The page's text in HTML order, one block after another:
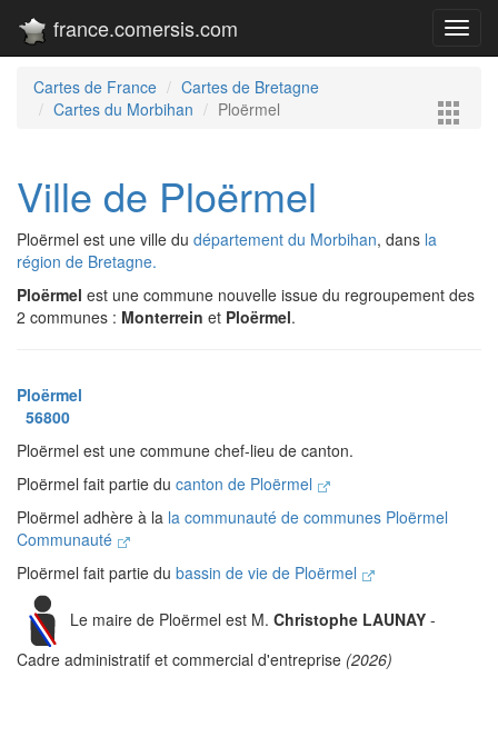
france.comersis.com
Cartes de France
Cartes de Bretagne
Cartes du Morbihan
Ploërmel
Ville de Ploërmel
Ploërmel est une ville du département du Morbihan, dans la
région de Bretagne.
Ploërmel est une commune nouvelle issue du regroupement des
2 communes : Monterrein et Ploërmel.
Ploërmel
56800
Ploërmel est une commune chef-lieu de canton.
Ploërmel fait partie du canton de Ploërmel
Ploërmel adhère à la la communauté de communes Ploërmel
Communauté
Ploërmel fait partie du bassin de vie de Ploërmel
Le maire de Ploërmel est M. Christophe LAUNAY -
Cadre administratif et commercial d'entreprise (2026)